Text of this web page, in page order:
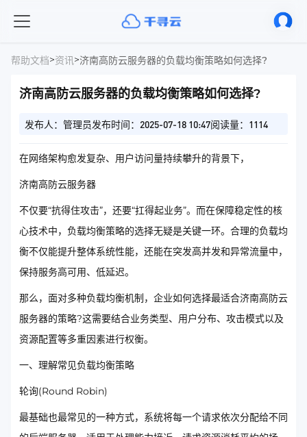
帮助文档>资讯>济南高防云服务器的负载均衡策略如何选择?
济南高防云服务器的负载均衡策略如何选择?
发布人：管理员发布时间：2025-07-18 10:47阅读量：1114
在网络架构愈发复杂、用户访问量持续攀升的背景下，
济南高防云服务器
不仅要“抗得住攻击”，还要“扛得起业务”。而在保障稳定性的核
心技术中，负载均衡策略的选择无疑是关键一环。合理的负载均
衡不仅能提升整体系统性能，还能在突发高并发和异常流量中，
保持服务高可用、低延迟。
那么，面对多种负载均衡机制，企业如何选择最适合济南高防云
服务器的策略?这需要结合业务类型、用户分布、攻击模式以及
资源配置等多重因素进行权衡。
一、理解常见负载均衡策略
轮询(Round Robin)
最基础也最常见的一种方式，系统将每一个请求依次分配给不同